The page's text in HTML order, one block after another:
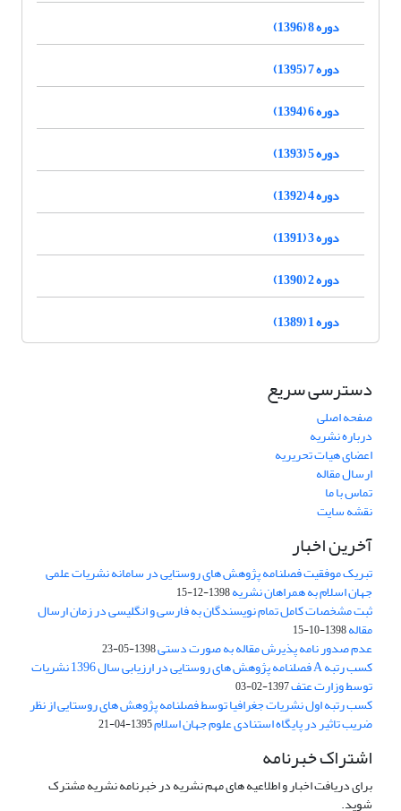
دوره 8 (1396)
دوره 7 (1395)
دوره 6 (1394)
دوره 5 (1393)
دوره 4 (1392)
دوره 3 (1391)
دوره 2 (1390)
دوره 1 (1389)
دسترسی سریع
صفحه اصلی
درباره نشریه
اعضای هیات تحریریه
ارسال مقاله
تماس با ما
نقشه سایت
آخرین اخبار
تبریک موفقیت فصلنامه پژوهش های روستایی در سامانه نشریات علمی
جهان اسلام به همراهان نشریه1398-12-15
ثبت مشخصات کامل تمام نویسندگان به فارسی و انگلیسی در زمان ارسال
مقاله1398-10-15
عدم صدور نامه پذیرش مقاله به صورت دستی1398-05-23
کسب رتبه A فصلنامه پژوهش های روستایی در ارزیابی سال 1396 نشریات
توسط وزارت عتف1397-02-03
کسب رتبه اول نشریات جغرافیا توسط فصلنامه پژوهش های روستایی از نظر
ضریب تاثیر در پایگاه استنادی علوم جهان اسلام1395-04-21
اشتراک خبرنامه
برای دریافت اخبار و اطلاعیه های مهم نشریه در خبرنامه نشریه مشترک
شوید.